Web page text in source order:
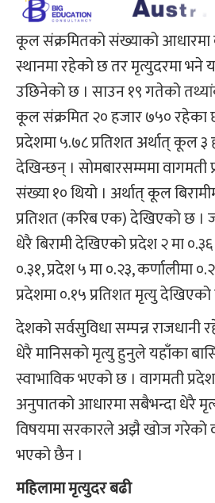
कूल संक्रमितको संख्याको आधारमा
स्थानमा रहेको छ तर मृत्युदरमा
उछिनेको छ । साउन १९ गतेको
कूल संक्रमित २० हजार ७५०
प्रदेशमा ५.७८ प्रतिशत अर्थात् कूल ३
देखिन्छन् । सोमबारसम्ममा वागमती
संख्या १० थियो । अर्थात् कूल
प्रतिशत (करिब एक) देखिएको छ ।
धेरै बिरामी देखिएको प्रदेश २ मा
०.३१, प्रदेश ५ मा ०.२३, कर्णालीमा
प्रदेशमा ०.१५ प्रतिशत मृत्यु
देशको सर्वसुविधा सम्पन्न राजधानी
धेरै मानिसको मृत्यु हुनुले यहाँका
स्वाभाविक भएको छ । वागमती
अनुपातको आधारमा सबैभन्दा धेरै
विषयमा सरकारले अझै खोज गरेको
भएको छैन ।
महिलामा मृत्युदर बढी